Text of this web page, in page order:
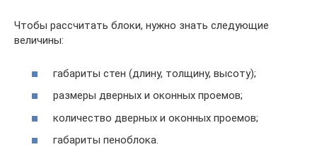
Чтобы рассчитать блоки, нужно знать следующие
величины:
габариты стен (длину, толщину, высоту);
размеры дверных и оконных проемов;
количество дверных и оконных проемов;
габариты пеноблока.